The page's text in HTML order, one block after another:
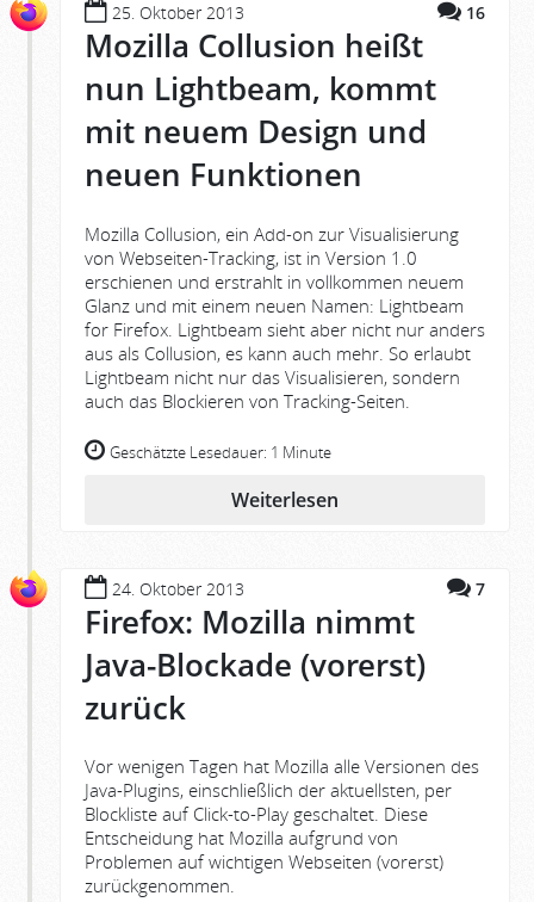
25. Oktober 2013 16
Mozilla Collusion heißt
nun Lightbeam, kommt
mit neuem Design und
neuen Funktionen
Mozilla Collusion, ein Add-on zur Visualisierung
von Webseiten-Tracking, ist in Version 1.0
erschienen und erstrahlt in vollkommen neuem
Glanz und mit einem neuen Namen: Lightbeam
for Firefox. Lightbeam sieht aber nicht nur anders
aus als Collusion, es kann auch mehr. So erlaubt
Lightbeam nicht nur das Visualisieren, sondern
auch das Blockieren von Tracking-Seiten.
Geschätzte Lesedauer: 1 Minute
Weiterlesen
24. Oktober 2013 7
Firefox: Mozilla nimmt
Java-Blockade (vorerst)
zurück
Vor wenigen Tagen hat Mozilla alle Versionen des
Java-Plugins, einschließlich der aktuellsten, per
Blockliste auf Click-to-Play geschaltet. Diese
Entscheidung hat Mozilla aufgrund von
Problemen auf wichtigen Webseiten (vorerst)
zurückgenommen.